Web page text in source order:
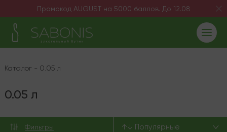
Промокод AUGUST на 5000 баллов. До 12.08
Каталог - 0.05 л
0.05 л
Фильтры ↑↓ Популярные